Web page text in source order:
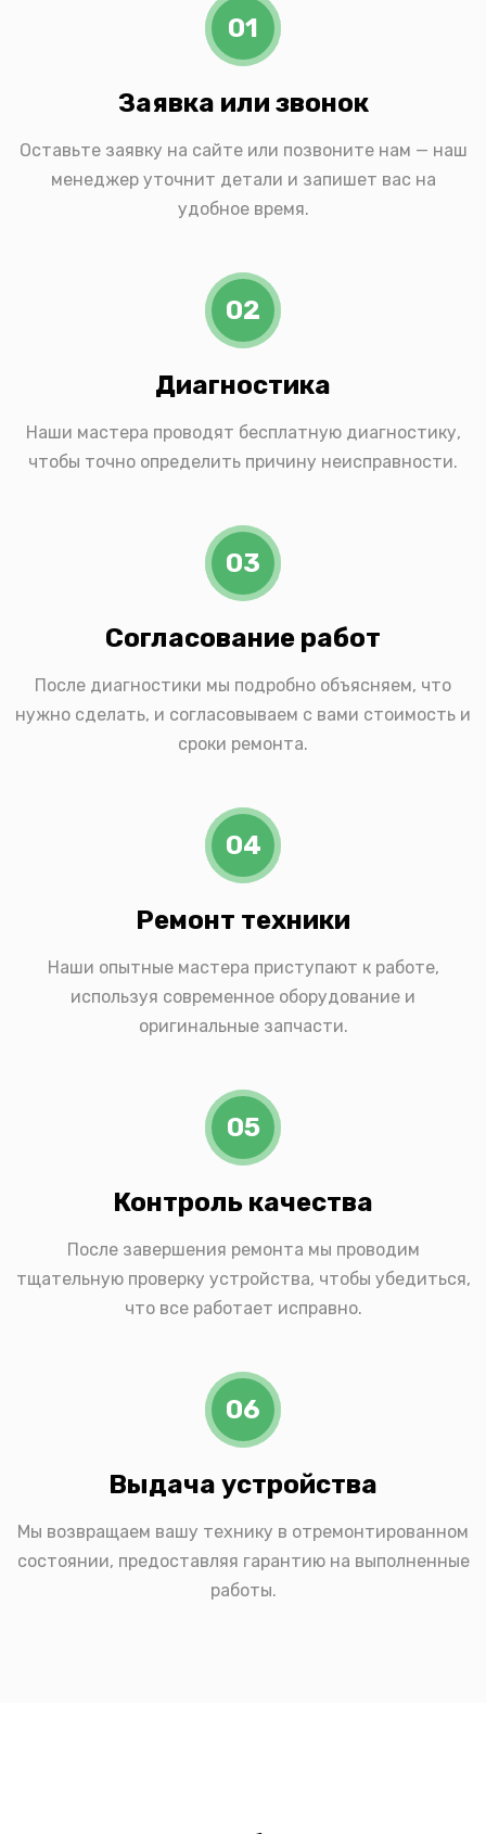
01
Заявка или звонок
Оставьте заявку на сайте или позвоните нам — наш
менеджер уточнит детали и запишет вас на
удобное время.
02
Диагностика
Наши мастера проводят бесплатную диагностику,
чтобы точно определить причину неисправности.
03
Согласование работ
После диагностики мы подробно объясняем, что
нужно сделать, и согласовываем с вами стоимость и
сроки ремонта.
04
Ремонт техники
Наши опытные мастера приступают к работе,
используя современное оборудование и
оригинальные запчасти.
05
Контроль качества
После завершения ремонта мы проводим
тщательную проверку устройства, чтобы убедиться,
что все работает исправно.
06
Выдача устройства
Мы возвращаем вашу технику в отремонтированном
состоянии, предоставляя гарантию на выполненные
работы.